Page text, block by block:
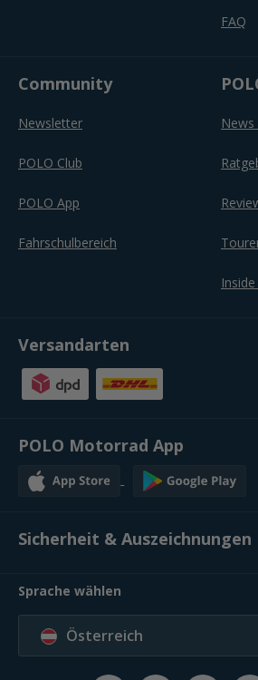
FAQ
Community
Newsletter
POLO Club
POLO App
Fahrschulbereich
Versandarten
POLO Motorrad App
Sicherheit & Auszeichnungen
Sprache wählen
Österreich